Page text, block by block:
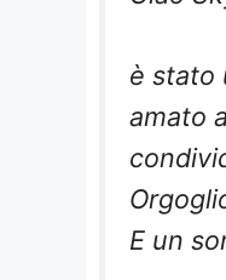
è stato
amato
E un